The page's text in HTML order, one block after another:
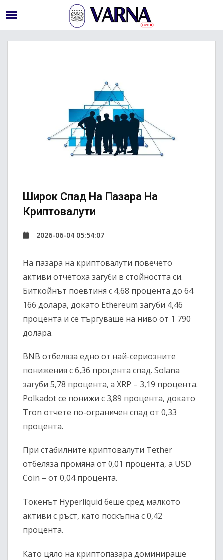
Широк Спад На Пазара На
Криптовалути
2026-06-04 05:54:07
На пазара на криптовалути повечето
активи отчетоха загуби в стойността си.
Биткойнът поевтиня с 4,68 процента до 64
166 долара, докато Ethereum загуби 4,46
процента и се търгуваше на ниво от 1 790
долара.
BNB отбеляза едно от най-сериозните
понижения с 6,36 процента спад. Solana
загуби 5,78 процента, а XRP – 3,19 процента.
Polkadot се понижи с 3,89 процента, докато
Tron отчете по-ограничен спад от 0,33
процента.
При стабилните криптовалути Tether
отбеляза промяна от 0,01 процента, а USD
Coin – от 0,04 процента.
Токенът Hyperliquid беше сред малкото
активи с ръст, като поскъпна с 0,42
процента.
Като цяло на криптопазара доминираше